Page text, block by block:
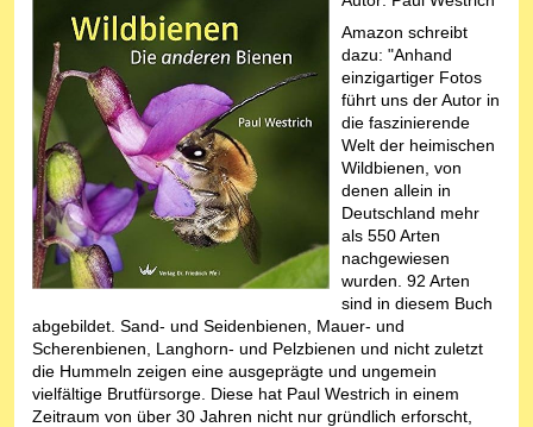
Amazon schreibt
dazu: "Anhand
einzigartiger Fotos
führt uns der Autor in
die faszinierende
Welt der heimischen
Wildbienen, von
denen allein in
Deutschland mehr
als 550 Arten
nachgewiesen
wurden. 92 Arten
sind in diesem Buch
abgebildet. Sand- und Seidenbienen, Mauer- und
Scherenbienen, Langhorn- und Pelzbienen und nicht zuletzt
die Hummeln zeigen eine ausgeprägte und ungemein
vielfältige Brutfürsorge. Diese hat Paul Westrich in einem
Zeitraum von über 30 Jahren nicht nur gründlich erforscht,